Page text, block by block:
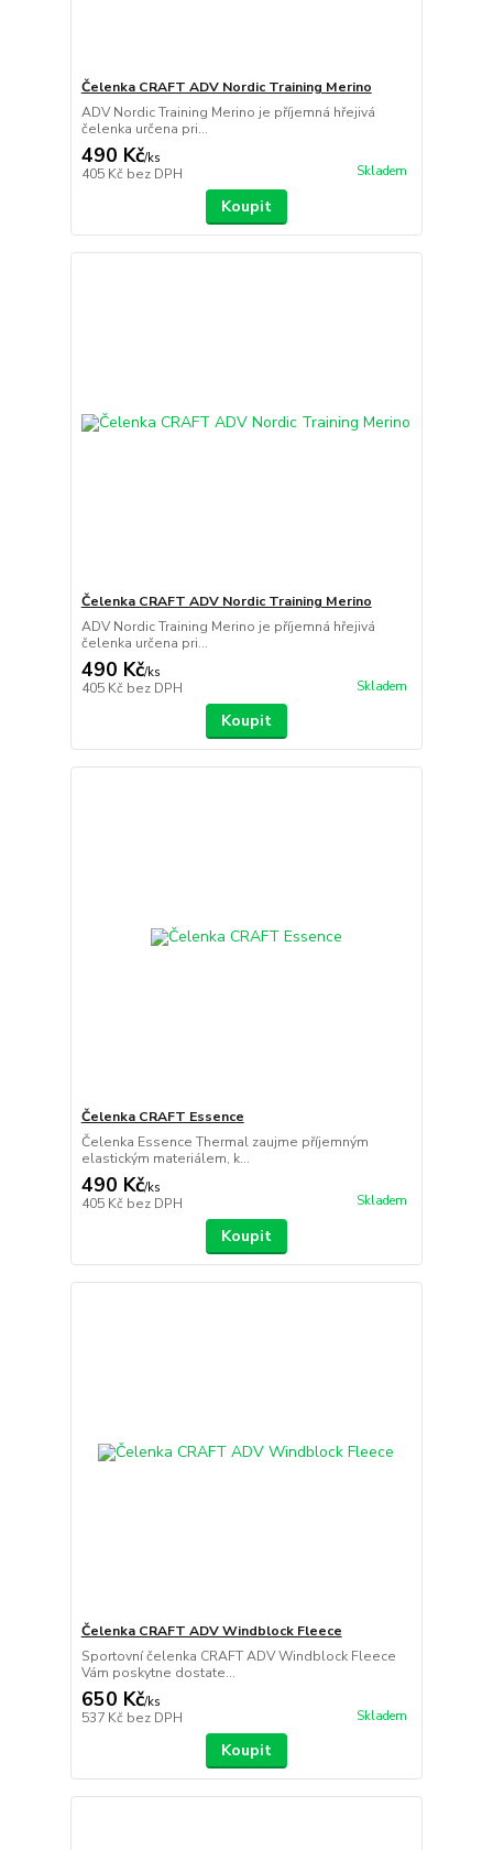
Čelenka CRAFT ADV Nordic Training Merino
ADV Nordic Training Merino je příjemná hřejivá
čelenka určena pri...
490 Kč/ks
405 Kč bez DPH Skladem
Koupit
Čelenka CRAFT ADV Nordic Training Merino
ADV Nordic Training Merino je příjemná hřejivá
čelenka určena pri...
490 Kč/ks
405 Kč bez DPH Skladem
Koupit
Čelenka CRAFT Essence
Čelenka Essence Thermal zaujme příjemným
elastickým materiálem, k...
490 Kč/ks
405 Kč bez DPH Skladem
Koupit
Čelenka CRAFT ADV Windblock Fleece
Sportovní čelenka CRAFT ADV Windblock Fleece
Vám poskytne dostate...
650 Kč/ks
537 Kč bez DPH Skladem
Koupit